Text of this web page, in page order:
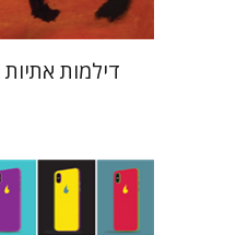
דילמות אתיות